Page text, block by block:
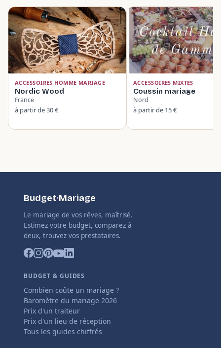
ACCESSOIRES HOMME MARIAGE
Nordic Wood
France
à partir de 30 €
ACCESSOIRES MIXTES
Coussin mariage
Nord
à partir de 15 €
Budget·Mariage
Le mariage de vos rêves, maîtrisé.
Estimez votre budget, comparez à
deux, trouvez vos prestataires.
BUDGET & GUIDES
Combien coûte un mariage ?
Baromètre du mariage 2026
Prix d'un traiteur
Prix d'un lieu de réception
Tous les guides chiffrés